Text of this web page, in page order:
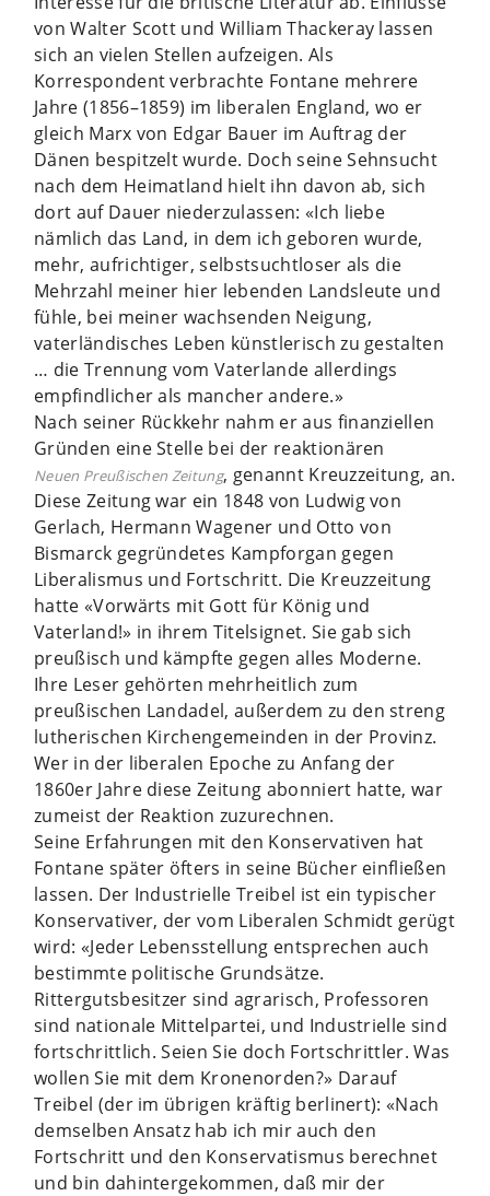
von Walter Scott und William Thackeray lassen
sich an vielen Stellen aufzeigen. Als
Korrespondent verbrachte Fontane mehrere
Jahre (1856–1859) im liberalen England, wo er
gleich Marx von Edgar Bauer im Auftrag der
Dänen bespitzelt wurde. Doch seine Sehnsucht
nach dem Heimatland hielt ihn davon ab, sich
dort auf Dauer niederzulassen: «Ich liebe
nämlich das Land, in dem ich geboren wurde,
mehr, aufrichtiger, selbstsuchtloser als die
Mehrzahl meiner hier lebenden Landsleute und
fühle, bei meiner wachsenden Neigung,
vaterländisches Leben künstlerisch zu gestalten
… die Trennung vom Vaterlande allerdings
empfindlicher als mancher andere.»
Nach seiner Rückkehr nahm er aus finanziellen
Gründen eine Stelle bei der reaktionären
Neuen Preußischen Zeitung, genannt Kreuzzeitung, an.
Diese Zeitung war ein 1848 von Ludwig von
Gerlach, Hermann Wagener und Otto von
Bismarck gegründetes Kampforgan gegen
Liberalismus und Fortschritt. Die Kreuzzeitung
hatte «Vorwärts mit Gott für König und
Vaterland!» in ihrem Titelsignet. Sie gab sich
preußisch und kämpfte gegen alles Moderne.
Ihre Leser gehörten mehrheitlich zum
preußischen Landadel, außerdem zu den streng
lutherischen Kirchengemeinden in der Provinz.
Wer in der liberalen Epoche zu Anfang der
1860er Jahre diese Zeitung abonniert hatte, war
zumeist der Reaktion zuzurechnen.
Seine Erfahrungen mit den Konservativen hat
Fontane später öfters in seine Bücher einfließen
lassen. Der Industrielle Treibel ist ein typischer
Konservativer, der vom Liberalen Schmidt gerügt
wird: «Jeder Lebensstellung entsprechen auch
bestimmte politische Grundsätze.
Rittergutsbesitzer sind agrarisch, Professoren
sind nationale Mittelpartei, und Industrielle sind
fortschrittlich. Seien Sie doch Fortschrittler. Was
wollen Sie mit dem Kronenorden?» Darauf
Treibel (der im übrigen kräftig berlinert): «Nach
demselben Ansatz hab ich mir auch den
Fortschritt und den Konservatismus berechnet
und bin dahintergekommen, daß mir der